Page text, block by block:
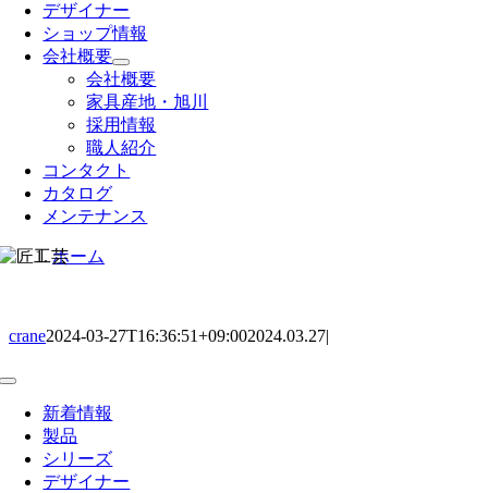
デザイナー
ショップ情報
会社概要
会社概要
家具産地・旭川
採用情報
職人紹介
コンタクト
カタログ
メンテナンス
ホーム
crane2024-03-27T16:36:51+09:002024.03.27|
Toggle
Navigation新着情報
製品
シリーズ
デザイナー